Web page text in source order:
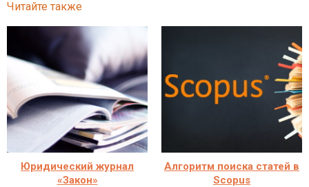
Читайте также
Юридический журнал
«Закон»
Алгоритм поиска статей в
Scopus